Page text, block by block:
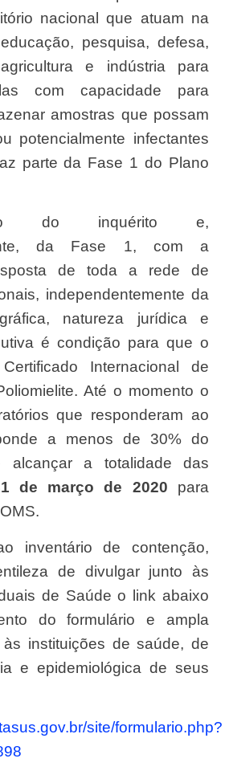
nacional que atuam na
pesquisa, defesa,
e indústria para
com capacidade para
amostras que possam
potencialmente infectantes
parte da Fase 1 do Plano
da Fase 1, com a
de toda a rede de
independentemente da
natureza jurídica e
é condição para que o
Internacional de
Até o momento o
que responderam ao
a menos de 30% do
a totalidade das
de março de 2020 para
de divulgar junto às
de Saúde o link abaixo
do formulário e ampla
instituições de saúde, de
e epidemiológica de seus